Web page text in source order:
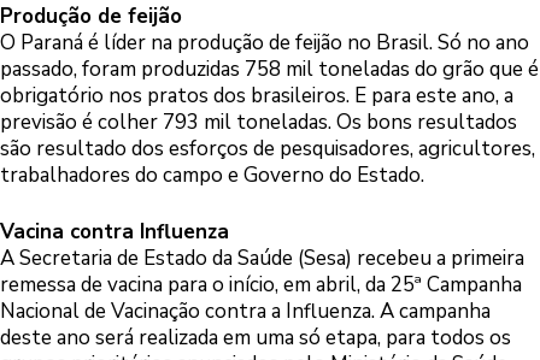
Produção de feijão
O Paraná é líder na produção de feijão no Brasil. Só no ano
passado, foram produzidas 758 mil toneladas do grão que é
obrigatório nos pratos dos brasileiros. E para este ano, a
previsão é colher 793 mil toneladas. Os bons resultados
são resultado dos esforços de pesquisadores, agricultores,
trabalhadores do campo e Governo do Estado.
Vacina contra Influenza
A Secretaria de Estado da Saúde (Sesa) recebeu a primeira
remessa de vacina para o início, em abril, da 25ª Campanha
Nacional de Vacinação contra a Influenza. A campanha
deste ano será realizada em uma só etapa, para todos os